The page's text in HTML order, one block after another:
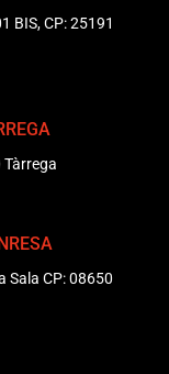
BIS, CP: 25191
Tàrrega
Sala CP: 08650